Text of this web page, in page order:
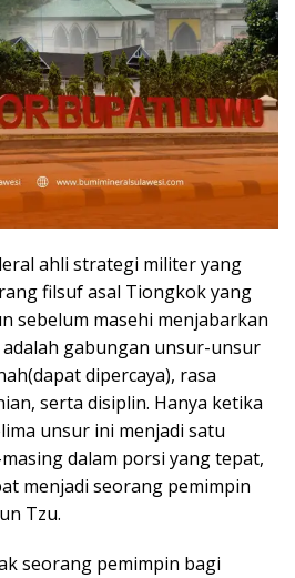
ahli strategi militer yang
filsuf asal Tiongkok yang
sebelum masehi menjabarkan
gabungan unsur-unsur
dipercaya), rasa
serta disiplin. Hanya ketika
unsur ini menjadi satu
dalam porsi yang tepat,
menjadi seorang pemimpin
Tzu.
seorang pemimpin bagi